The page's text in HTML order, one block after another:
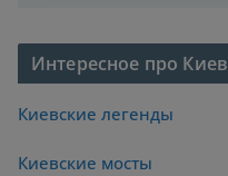
Интересное про Киев
Киевские легенды
Киевские мосты